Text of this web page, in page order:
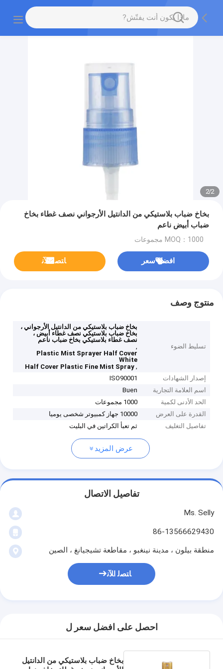
2
/
2
بخاخ ضباب بلاستيكي من الدانتيل الأرجواني نصف غطاء بخاخ
ضباب أبيض ناعم
MOQ：1000 مجموعات
افضل سعر ﺎﺘﺼﻟ ﺍﻶﻧ
منتوج وصف
تسليط الضوء
بخاخ ضباب بلاستيكي من الدانتيل الأرجواني ،
بخاخ ضباب بلاستيكي نصف غطاء أبيض ،
نصف غطاء بلاستيكي بخاخ ضباب ناعم
,
Plastic Mist Sprayer Half Cover
White
,
Half Cover Plastic Fine Mist Spray
إصدار الشهادات
ISO90001
اسم العلامة التجارية
Buen
الحد الأدنى لكمية
1000 مجموعات
القدرة على العرض
10000 جهاز كمبيوتر شخصى يوميا
تفاصيل التغليف
ثم تعبأ الكراتين في البليت
عرض المزيد
تفاصيل الاتصال
Ms. Selly
86-13566629430
منطقة بيلون ، مدينة نينغبو ، مقاطعة تشيجيانغ ، الصين
ﺎﺘﺼﻟ ﺍﻶﻧ
احصل على افضل سعر ل
بخاخ ضباب بلاستيكي من الدانتيل